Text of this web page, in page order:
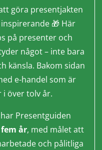
göra presentjakten
🎁 Här
på presenter och
något – inte bara
känsla. Bakom sidan
e-handel som är
över tolv år.
Presentguiden
år, med målet att
och pålitliga